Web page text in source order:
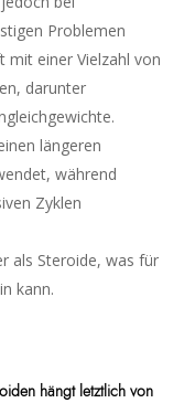
Problemen
mit einer Vielzahl von
darunter
längeren
während
Zyklen
als Steroide, was für
kann.
hängt letztlich von